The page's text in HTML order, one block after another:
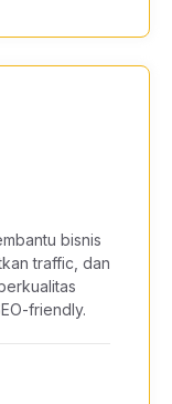
bisnis
traffic, dan
friendly.